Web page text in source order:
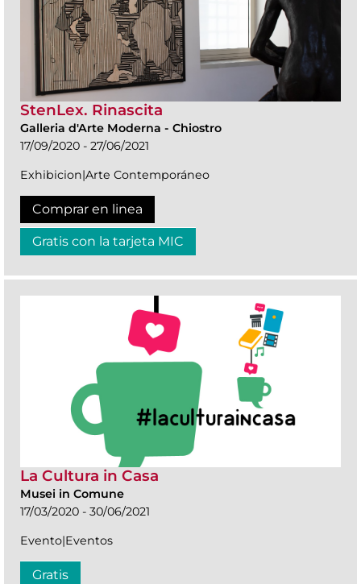
StenLex. Rinascita
Galleria d'Arte Moderna - Chiostro
17/09/2020 - 27/06/2021
Exhibicion|Arte Contemporáneo
Comprar en linea
Gratis con la tarjeta MIC
La Cultura in Casa
Musei in Comune
17/03/2020 - 30/06/2021
Evento|Eventos
Gratis